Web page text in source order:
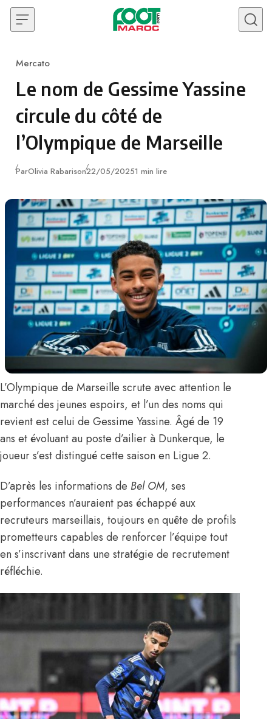
Skip to content
Category
Mercato
Le nom de Gessime Yassine
circule du côté de
l’Olympique de Marseille
ParOlivia RabarisonPublié
22/05/20251 min lire
L’Olympique de Marseille scrute avec attention le
marché des jeunes espoirs, et l’un des noms qui
revient est celui de Gessime Yassine. Âgé de 19
ans et évoluant au poste d’ailier à Dunkerque, le
joueur s’est distingué cette saison en Ligue 2.
D’après les informations de Bel OM, ses
performances n’auraient pas échappé aux
recruteurs marseillais, toujours en quête de profils
prometteurs capables de renforcer l’équipe tout
en s’inscrivant dans une stratégie de recrutement
réfléchie.